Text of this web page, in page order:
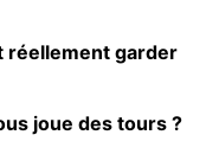
réellement garder
joue des tours ?